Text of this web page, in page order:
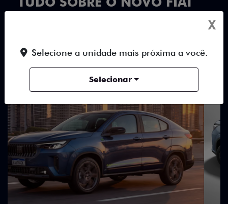
DESTAQUES HÍBRIDOS DESIGN
X
Selecione a unidade mais próxima a você.
Selecionar